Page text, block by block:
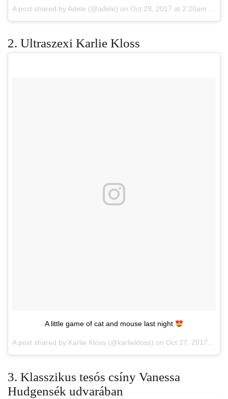
A post shared by Adele (@adele) on Oct 29, 2017 at 2:20am PDT
2. Ultraszexi Karlie Kloss
A little game of cat and mouse last night
A post shared by Karlie Kloss (@karliekloss) on Oct 27, 2017 at 11:51am PDT
3. Klasszikus tesós csíny Vanessa
Hudgensék udvarában